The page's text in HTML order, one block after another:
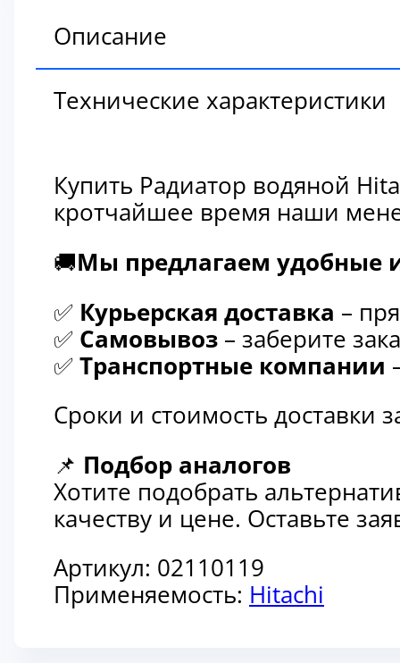
Описание
Технические характеристики
Купить Радиатор водяной
кротчайшее время наши
🚚Мы предлагаем удобные
✅ Курьерская доставка –
✅ Самовывоз – заберите
✅ Транспортные компании
Сроки и стоимость доставки
📌 Подбор аналогов
Хотите подобрать
качеству и цене. Оставьте
Артикул: 02110119
Применяемость: Hitachi